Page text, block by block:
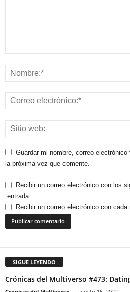
Guardar mi nombre, correo
la próxima vez que comente.
Recibir un correo electrónico con los
entrada.
Recibir un correo electrónico con cada
SIGUE LEYENDO
Crónicas del Multiverso #473: